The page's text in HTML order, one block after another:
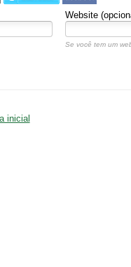
Website
Se você tem um
inicial